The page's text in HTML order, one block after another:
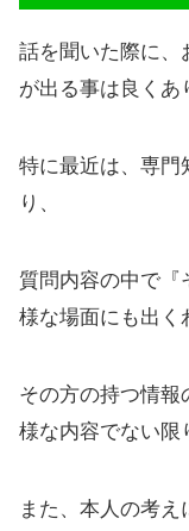
話を聞いた際に、
が出る事は良くあ
特に最近は、専門
り、
質問内容の中で『
様な場面にも出く
その方の持つ情報
様な内容でない限
また、本人の考え